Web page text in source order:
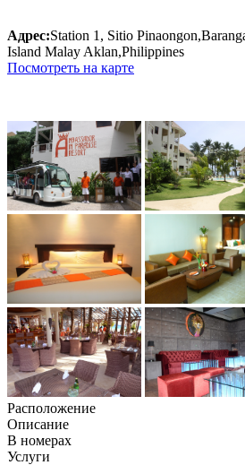
Адрес:Station 1, Sitio
Island Malay Aklan,Philippines
Посмотреть на карте
Расположение
Описание
В номерах
Услуги